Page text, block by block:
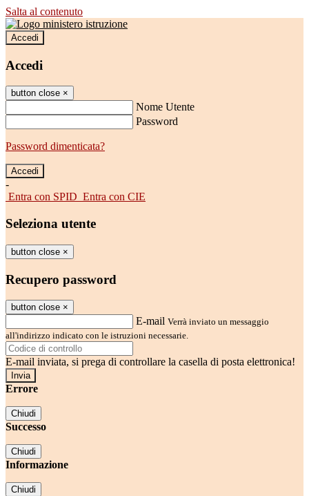
Salta al contenuto
Accedi
Accedi
button close ×
Nome Utente
Password
Password dimenticata?
-
Entra con SPID Entra con CIE
Seleziona utente
button close ×
Recupero password
button close ×
E-mail Verrà inviato un messaggio
all'indirizzo indicato con le istruzioni necessarie.
E-mail inviata, si prega di controllare la casella di posta elettronica!
Errore
Chiudi
Successo
Chiudi
Informazione
Chiudi